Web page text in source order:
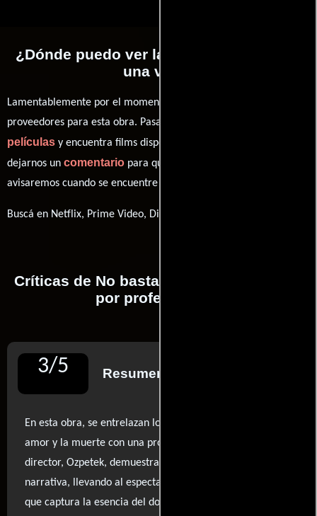
¿Dónde puedo ver la películas No basta
una vida?
Lamentablemente por el momento no contamos con enlaces a
proveedores para esta obra. Pasa por nuestro catálogo de
películas y encuentra films disponibles. También puedes
dejarnos un comentario para que le demos prioridad y te
avisaremos cuando se encuentre disponible
Buscá en Netflix, Prime Video, Disney+
Críticas de No basta una vida realizadas
por profesionales
3/5 Resumen de reseñas
En esta obra, se entrelazan los temas de la amistad, el
amor y la muerte con una profundidad conmovedora. El
director, Ozpetek, demuestra una notable madurez
narrativa, llevando al espectador a un viaje emocional
que captura la esencia del dolor de existir. La película